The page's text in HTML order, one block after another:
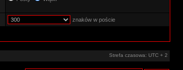
znaków w poście
Strefa czasowa: UTC + 2